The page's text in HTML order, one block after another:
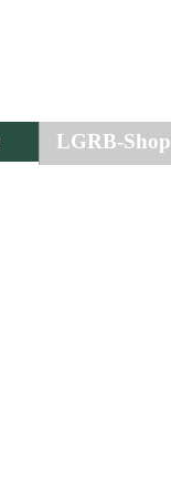
LGRB-Shop